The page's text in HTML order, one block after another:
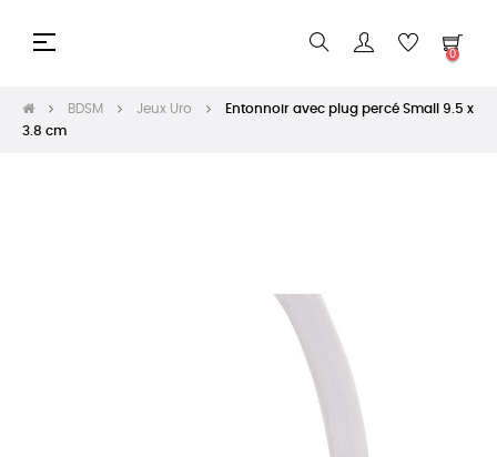
Basculer
☰
0
BDSM Jeux Uro
Entonnoir avec plug percé Small 9.5 x
3.8 cm